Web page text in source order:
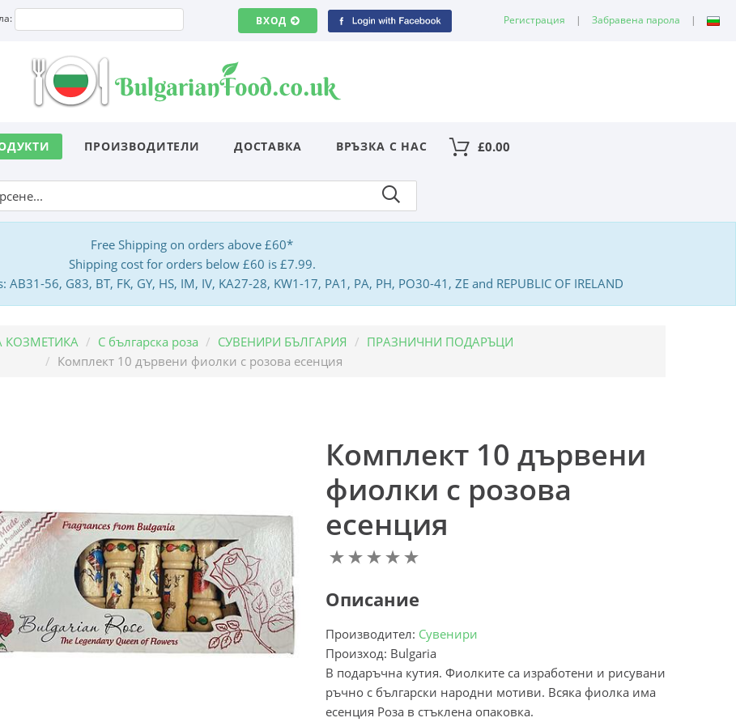
ВХОД Регистрация | Забравена парола |
ПРОИЗВОДИТЕЛИ ДОСТАВКА ВРЪЗКА С НАС £0.00
Free Shipping on orders above £60*
Shipping cost for orders below £60 is £7.99.
56, G83, BT, FK, GY, HS, IM, IV, KA27-28, KW1-17, PA1, PA, PH, PO30-41, ZE and REPUBLIC OF IRELAND
КОЗМЕТИКА С българска роза СУВЕНИРИ БЪЛГАРИЯ
ПРАЗНИЧНИ ПОДАРЪЦИ
Комплект 10 дървени фиолки с розова есенция
Комплект 10 дървени
фиолки с розова
есенция
Описание
Производител: Сувенири
Произход: Bulgaria
В подаръчна кутия. Фиолките са изработени и рисувани
ръчно с български народни мотиви. Всяка фиолка има
есенция Роза в стъклена опаковка.